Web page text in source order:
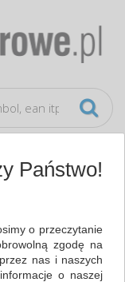
Państwo!
o przeczytanie
zgodę na
nas i naszych
o naszej